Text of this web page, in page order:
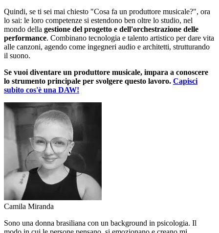
Quindi, se ti sei mai chiesto "Cosa fa un produttore musicale?", ora
lo sai: le loro competenze si estendono ben oltre lo studio, nel
mondo della gestione del progetto e dell'orchestrazione delle
performance. Combinano tecnologia e talento artistico per dare vita
alle canzoni, agendo come ingegneri audio e architetti, strutturando
il suono.
Se vuoi diventare un produttore musicale, impara a conoscere
lo strumento principale per svolgere questo lavoro. Capisci
subito cos'è una DAW!
Camila Miranda
Sono una donna brasiliana con un background in psicologia. Il